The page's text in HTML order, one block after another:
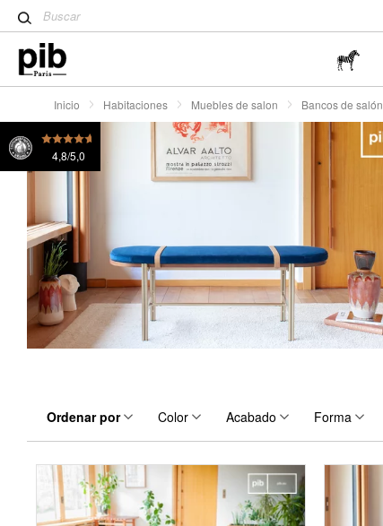
Wabi-Sabi: el arte de
Inicio Habitaciones Muebles de salon Bancos de salón
Ordenar por Color Acabado Forma
4,8/5,0